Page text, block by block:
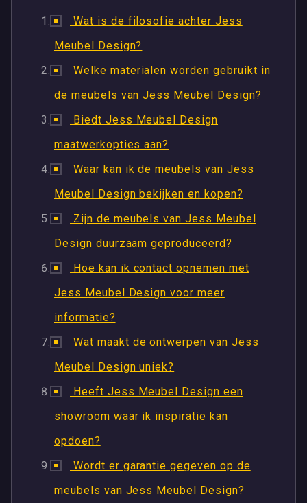
Wat is de filosofie achter Jess
Meubel Design?
Welke materialen worden gebruikt in
de meubels van Jess Meubel Design?
Biedt Jess Meubel Design
maatwerkopties aan?
Waar kan ik de meubels van Jess
Meubel Design bekijken en kopen?
Zijn de meubels van Jess Meubel
Design duurzaam geproduceerd?
Hoe kan ik contact opnemen met
Jess Meubel Design voor meer
informatie?
Wat maakt de ontwerpen van Jess
Meubel Design uniek?
Heeft Jess Meubel Design een
showroom waar ik inspiratie kan
opdoen?
Wordt er garantie gegeven op de
meubels van Jess Meubel Design?